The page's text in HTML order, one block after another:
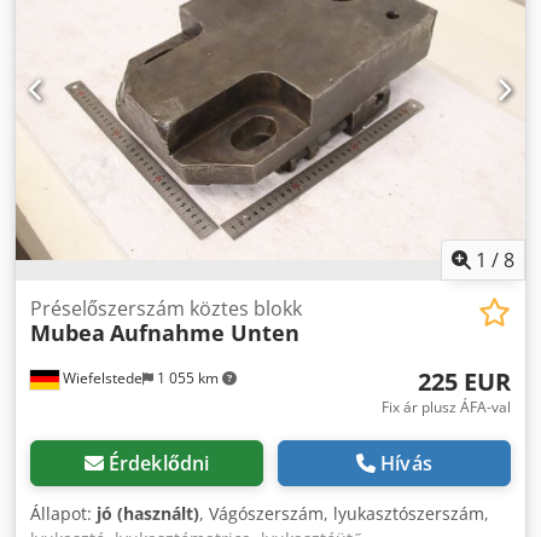
1 /8
Wiefelstede 1 055 km
Préselőszerszám köztes blokk
Mubea Aufnahme Unten
225 EUR
Fix ár plusz ÁFA-val
Érdeklődni Hívás
Állapot: jó (használt), Vágószerszám, lyukasztószerszám,